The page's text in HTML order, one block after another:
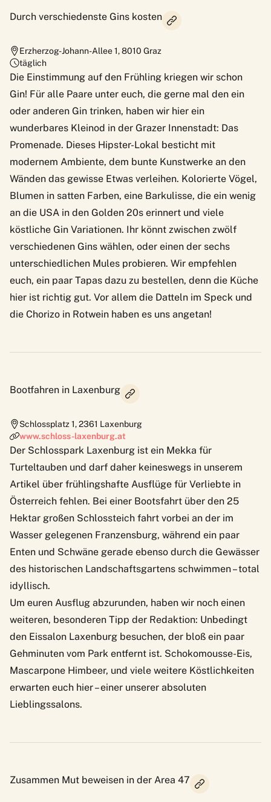
Durch verschiedenste Gins kosten
Erzherzog-Johann-Allee 1,8010 Graz
täglich
Die Einstimmung auf den Frühling kriegen wir schon
Gin! Für alle Paare unter euch, die gerne mal den ein
oder anderen Gin trinken, haben wir hier ein
wunderbares Kleinod in der Grazer Innenstadt: Das
Promenade. Dieses Hipster-Lokal besticht mit
modernem Ambiente, dem bunte Kunstwerke an den
Wänden das gewisse Etwas verleihen. Kolorierte Vögel,
Blumen in satten Farben, eine Barkulisse, die ein wenig
an die USA in den Golden 20s erinnert und viele
köstliche Gin Variationen. Ihr könnt zwischen zwölf
verschiedenen Gins wählen, oder einen der sechs
unterschiedlichen Mules probieren. Wir empfehlen
euch, ein paar Tapas dazu zu bestellen, denn die Küche
hier ist richtig gut. Vor allem die Datteln im Speck und
die Chorizo in Rotwein haben es uns angetan!
Bootfahren in Laxenburg
Schlossplatz 1,2361 Laxenburg
www.schloss-laxenburg.at
Der Schlosspark Laxenburg ist ein Mekka für
Turteltauben und darf daher keineswegs in unserem
Artikel über frühlingshafte Ausflüge für Verliebte in
Österreich fehlen. Bei einer Bootsfahrt über den 25
Hektar großen Schlossteich fahrt vorbei an der im
Wasser gelegenen Franzensburg, während ein paar
Enten und Schwäne gerade ebenso durch die Gewässer
des historischen Landschaftsgartens schwimmen – total
idyllisch.
Um euren Ausflug abzurunden, haben wir noch einen
weiteren, besonderen Tipp der Redaktion: Unbedingt
den Eissalon Laxenburg besuchen, der bloß ein paar
Gehminuten vom Park entfernt ist. Schokomousse-Eis,
Mascarpone Himbeer, und viele weitere Köstlichkeiten
erwarten euch hier – einer unserer absoluten
Lieblingssalons.
Zusammen Mut beweisen in der Area 47